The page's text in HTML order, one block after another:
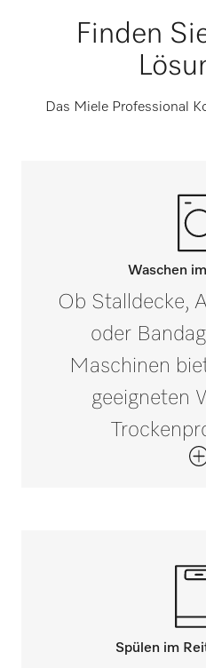
Finden
Das Miele Professional
Waschen
Ob Stalldecke,
oder
Maschinen
geeigneten
Spülen im